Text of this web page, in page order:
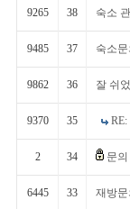
9265 38 숙소
9485 37 숙소
9862 36 잘 쉬
9370 35
2 34 문
6445 33 재방